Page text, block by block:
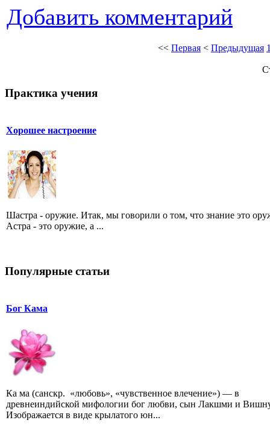
Добавить комментарий
<< Первая < Предыдущая
Практика учения
Хорошее настроение
Шастра - оружие. Итак, мы говорили о том, что знание это
Астра - это оружие, а ...
Популярные статьи
Бог Кама
Ка ма (санскр. «любовь», «чувственное влечение») — в
древнеиндийской мифологии бог любви, сын Лакшми и
Изображается в виде крылатого юн...